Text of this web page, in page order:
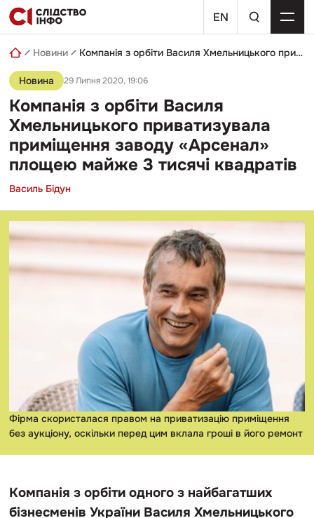
Skip
to
content
EN
пошуковий
запит
Новини Компанія з орбіти Василя Хмельницького приватизувала приміщення заводу «Арсенал» площею майже 3 тисячі квадратів
Новина 29 Липня 2020, 19:06
Компанія з орбіти Василя
Хмельницького приватизувала
приміщення заводу «Арсенал»
площею майже 3 тисячі квадратів
Василь Бідун
Фірма скористалася правом на приватизацію приміщення
без аукціону, оскільки перед цим вклала гроші в його ремонт
Компанія з орбіти одного з найбагатших
бізнесменів України Василя Хмельницького